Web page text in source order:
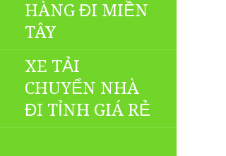
HÀNG ĐI MIỀN
TÂY
XE TẢI
CHUYỂN NHÀ
ĐI TỈNH GIÁ RẺ